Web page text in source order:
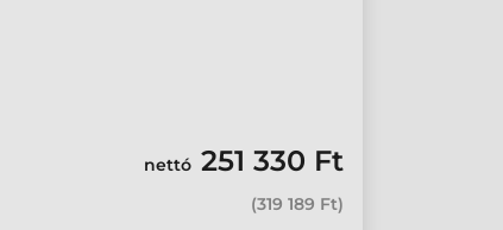
nettó 251 330 Ft
(319 189 Ft)